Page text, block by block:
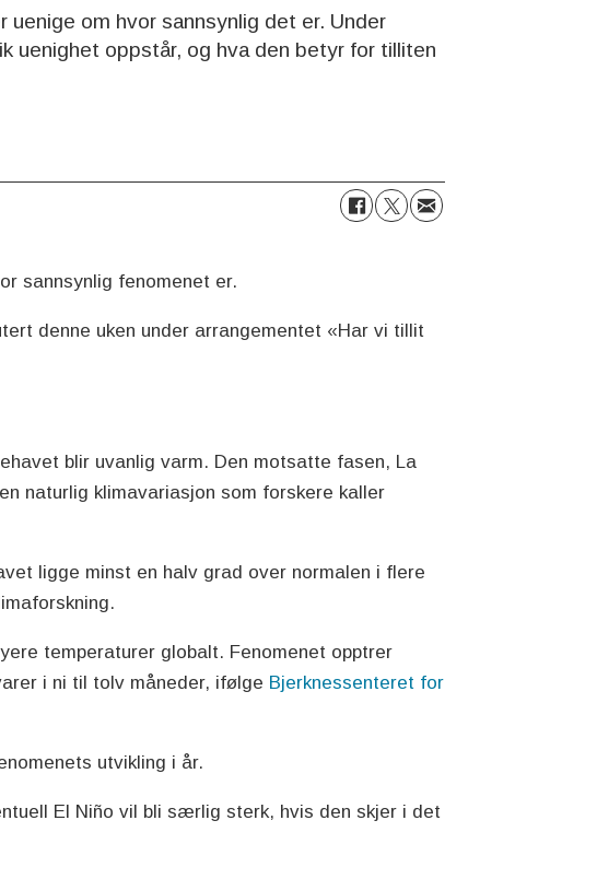
om hvor sannsynlig det er. Under
uenighet oppstår, og hva den betyr for tilliten
sannsynlig fenomenet er.
denne uken under arrangementet «Har vi tillit
blir uvanlig varm. Den motsatte fasen, La
naturlig klimavariasjon som forskere kaller
ligge minst en halv grad over normalen i flere
temperaturer globalt. Fenomenet opptrer
i ni til tolv måneder, ifølge Bjerknessenteret for
utvikling i år.
El Niño vil bli særlig sterk, hvis den skjer i det